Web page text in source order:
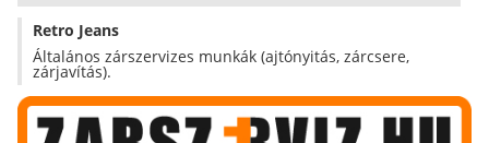
Retro Jeans
Általános zárszervizes munkák (ajtónyitás, zárcsere,
zárjavítás).